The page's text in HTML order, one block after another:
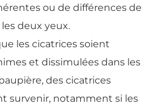
ou de différences de
deux yeux.
les cicatrices soient
et dissimulées dans les
des cicatrices
survenir, notamment si les